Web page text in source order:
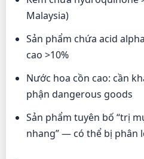
Malaysia)
Sản phẩm chứa acid
cao >10%
Nước hoa cồn cao: cần
phận dangerous goods
Sản phẩm tuyên bố “trị
nhang” — có thể bị phân